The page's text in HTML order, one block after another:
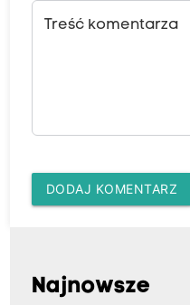
Treść komentarza
DODAJ KOMENTARZ
Najnowsze